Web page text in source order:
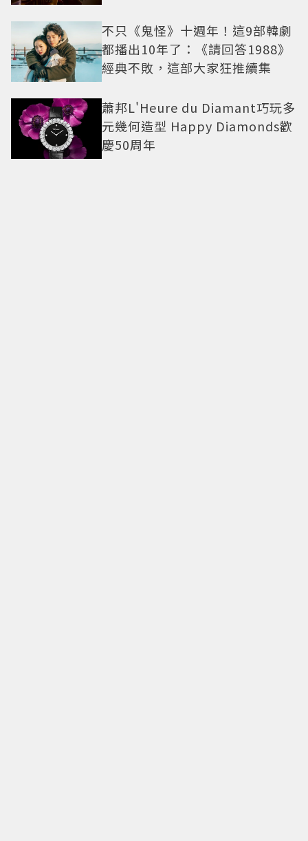
不只《鬼怪》十週年！這9部韓劇
都播出10年了：《請回答1988》
經典不敗，這部大家狂推續集
蕭邦L'Heure du Diamant巧玩多
元幾何造型 Happy Diamonds歡
慶50周年